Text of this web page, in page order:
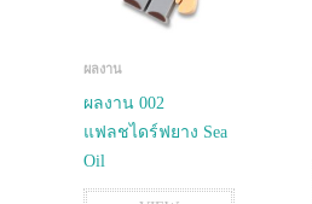
ผลงาน
ผลงาน 002
แฟลชไดร์ฟยาง Sea
Oil